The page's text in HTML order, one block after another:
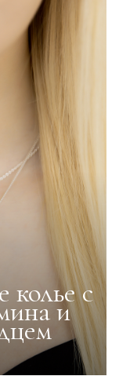
колье с
и